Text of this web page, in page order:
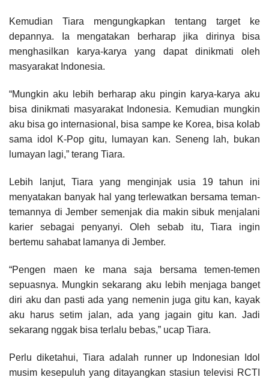
Kemudian Tiara mengungkapkan tentang target ke
depannya. Ia mengatakan berharap jika dirinya bisa
menghasilkan karya-karya yang dapat dinikmati oleh
masyarakat Indonesia.
“Mungkin aku lebih berharap aku pingin karya-karya aku
bisa dinikmati masyarakat Indonesia. Kemudian mungkin
aku bisa go internasional, bisa sampe ke Korea, bisa kolab
sama idol K-Pop gitu, lumayan kan. Seneng lah, bukan
lumayan lagi,” terang Tiara.
Lebih lanjut, Tiara yang menginjak usia 19 tahun ini
menyatakan banyak hal yang terlewatkan bersama teman-
temannya di Jember semenjak dia makin sibuk menjalani
karier sebagai penyanyi. Oleh sebab itu, Tiara ingin
bertemu sahabat lamanya di Jember.
“Pengen maen ke mana saja bersama temen-temen
sepuasnya. Mungkin sekarang aku lebih menjaga banget
diri aku dan pasti ada yang nemenin juga gitu kan, kayak
aku harus setim jalan, ada yang jagain gitu kan. Jadi
sekarang nggak bisa terlalu bebas,” ucap Tiara.
Perlu diketahui, Tiara adalah runner up Indonesian Idol
musim kesepuluh yang ditayangkan stasiun televisi RCTI